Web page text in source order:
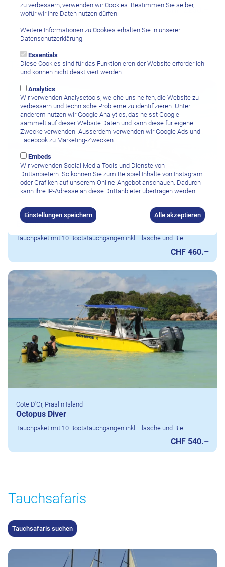
CHF 2250.–
Tauchcenter
Beau Vallon, Mahé Island
Big Blue Divers
Tauchpaket mit 10 Bootstauchgängen inkl. Flasche und Blei
CHF 460.–
Cote D'Or, Praslin Island
Octopus Diver
Tauchpaket mit 10 Bootstauchgängen inkl. Flasche und Blei
CHF 540.–
Tauchsafaris
Tauchsafaris suchen
zu verbessern, verwenden wir Cookies. Bestimmen Sie selber,
wofür wir Ihre Daten nutzen dürfen.
Weitere Informationen zu Cookies erhalten Sie in unserer
Datenschutzerklärung.
Essentials
Diese Cookies sind für das Funktionieren der Website erforderlich
und können nicht deaktiviert werden.
Analytics
Wir verwenden Analysetools, welche uns helfen, die Website zu
verbessern und technische Probleme zu identifizieren. Unter
anderem nutzen wir Google Analytics, das heisst Google
sammelt auf dieser Website Daten und kann diese für eigene
Zwecke verwenden. Ausserdem verwenden wir Google Ads und
Facebook zu Marketing-Zwecken.
Embeds
Wir verwenden Social Media Tools und Dienste von
Drittanbietern. So können Sie zum Beispiel Inhalte von Instagram
oder Grafiken auf unserem Online-Angebot anschauen. Dadurch
kann Ihre IP-Adresse an diese Drittanbieter übertragen werden.
Einstellungen speichern Alle akzeptieren